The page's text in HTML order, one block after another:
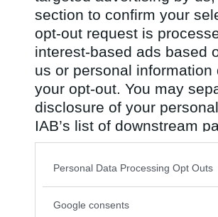
section to confirm your
opt-out request is
interest-based ads based
us or personal
your opt-out. You may
disclosure of your
IAB’s list of downstream
also be disclosed by us
Downstream Participants
Please note that this
Personal Data Processing Opt Outs
Google consents
Antal inlägg:
1126
Ring Duva
pinglätt
Antal inlägg: 941
Brev Duva